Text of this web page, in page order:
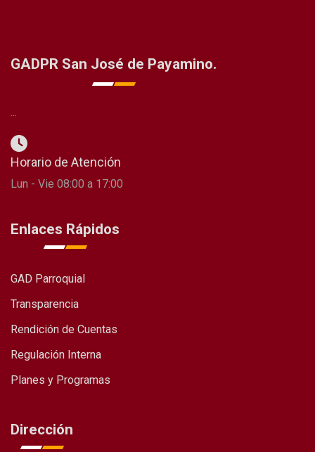
GADPR San José de Payamino.
...
Horario de Atención
Lun - Vie 08:00 a 17:00
Enlaces Rápidos
GAD Parroquial
Transparencia
Rendición de Cuentas
Regulación Interna
Planes y Programas
Dirección